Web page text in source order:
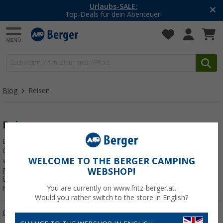
Urlaubs-SALE:
Top-Deals für dein Abenteuer!
Blog Reisen
Reisen
Entdecken Sie die schönsten Ziele für Ihren nächsten
Campingausflug. In dieser Kategorie dreht sich alles ums Reisen:
von inspirierenden Reiserouten und besonderen Orten bis hin zu
praktischen Tipps für unterwegs. Ob Sie in der Nähe Ihrer Heimat
bleiben oder Europa durchqueren, Ihr nächstes Abenteuer beginnt
hier.
Campingplätze Reiseberichte Reiseziele
WELCOME TO THE BERGER CAMPING
WEBSHOP!
You are currently on www.fritz-berger.at.
Would you rather switch to the store in English?